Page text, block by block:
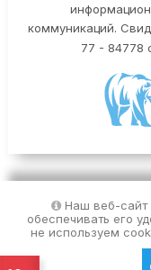
коммуникаций.
77 - 84778
Наш веб-сайт
обеспечивать его
не используем